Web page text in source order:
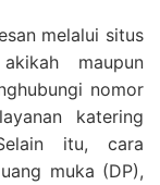
melalui situs
maupun
nomor
katering
itu, cara
muka (DP),